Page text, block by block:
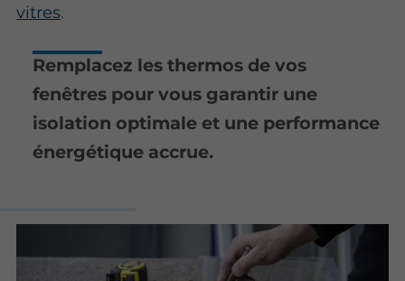
vitres.
Remplacez les thermos de vos
fenêtres pour vous garantir une
isolation optimale et une performance
énergétique accrue.